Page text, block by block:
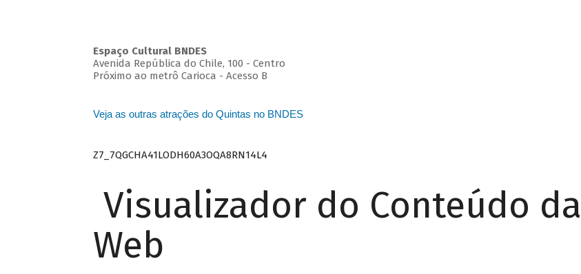
Espaço Cultural BNDES
Avenida República do Chile, 100 - Centro
Próximo ao metrô Carioca - Acesso B
Veja as outras atrações do Quintas no BNDES
Z7_7QGCHA41LODH60A3OQA8RN14L4
Visualizador do Conteúdo da
Web